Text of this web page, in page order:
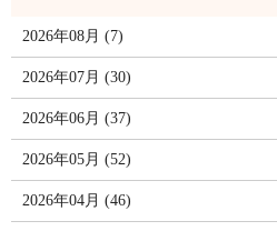
2026年08月 (7)
2026年07月 (30)
2026年06月 (37)
2026年05月 (52)
2026年04月 (46)